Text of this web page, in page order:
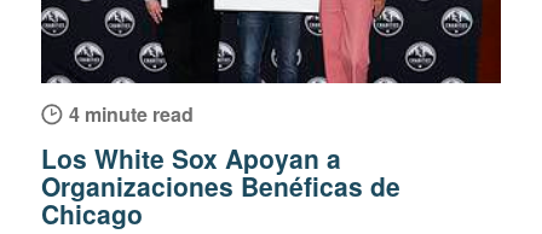
4 minute read
Los White Sox Apoyan a
Organizaciones Benéficas de
Chicago